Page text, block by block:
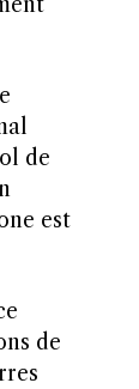
de
est
de